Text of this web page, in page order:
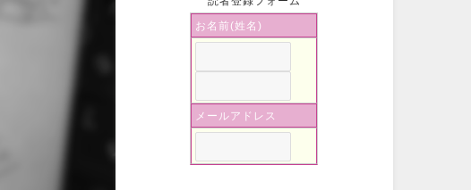
お名前(姓名)
メールアドレス